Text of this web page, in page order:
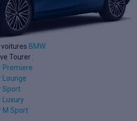
BMW
Tourer :
Premiere
Lounge
Sport
Luxury
M Sport